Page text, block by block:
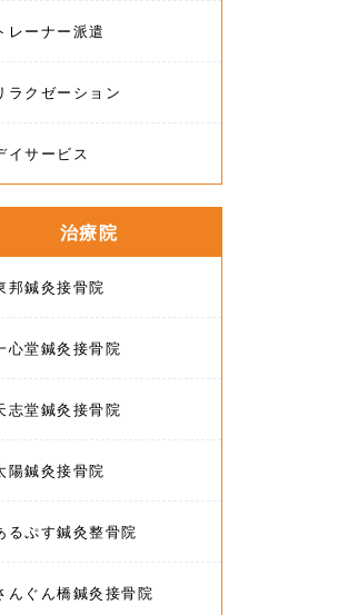
レーナー派遣
ラクゼーション
イサービス
治療院
邦鍼灸接骨院
心堂鍼灸接骨院
志堂鍼灸接骨院
陽鍼灸接骨院
るぷす鍼灸整骨院
んぐん橋鍼灸接骨院